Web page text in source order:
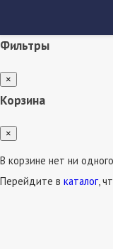
Фильтры
×
Корзина
×
В корзине нет ни
Перейдите в каталог,